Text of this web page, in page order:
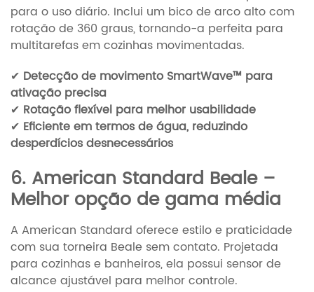
para o uso diário. Inclui um bico de arco alto com
rotação de 360 graus, tornando-a perfeita para
multitarefas em cozinhas movimentadas.
✔ Detecção de movimento SmartWave™ para
ativação precisa
✔ Rotação flexível para melhor usabilidade
✔ Eficiente em termos de água, reduzindo
desperdícios desnecessários
6. American Standard Beale –
Melhor opção de gama média
A American Standard oferece estilo e praticidade
com sua torneira Beale sem contato. Projetada
para cozinhas e banheiros, ela possui sensor de
alcance ajustável para melhor controle.